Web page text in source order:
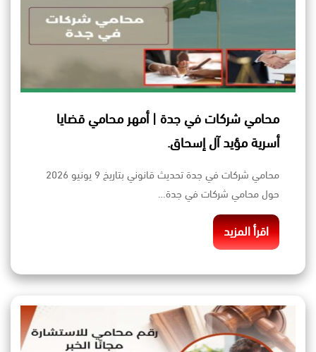
محامي شركات في جدة | أمهر محامي قضايا
أسرية مؤيد آل إسحاق.
محامي شركات في جدة تحديث قانوني بتاريخ 9 يونيو 2026
حول محامي شركات في جدة…
اقرأ المزيد